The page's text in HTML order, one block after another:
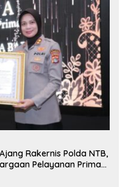
Rakernis Polda NTB,
Pelayanan Prima